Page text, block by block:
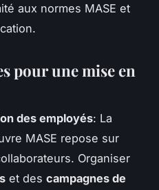
aux normes MASE et
pour une mise en
des employés: La
MASE repose sur
Organiser
et des campagnes de